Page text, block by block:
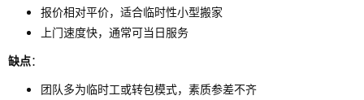
报价相对平价，适合临时性小型搬家
上门速度快，通常可当日服务
缺点：
团队多为临时工或转包模式，素质参差不齐